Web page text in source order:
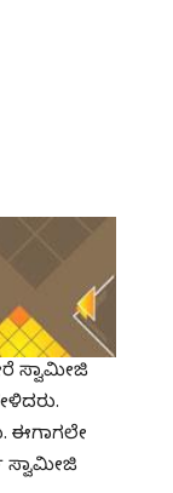
ಸ್ವಾಮೀಜಿ
ಈಗಾಗಲೇ
ಸ್ವಾಮೀಜಿ